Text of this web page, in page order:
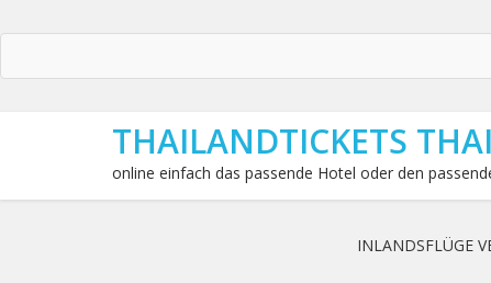
THAILANDTICKETS
online einfach das passende Hotel oder den
INLANDSFLÜGE